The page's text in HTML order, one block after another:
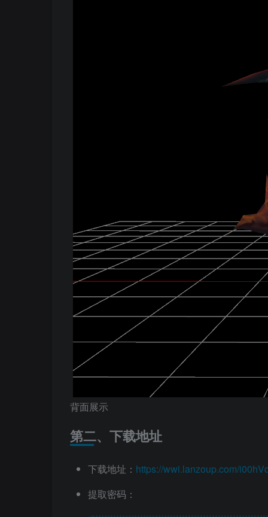
背面展示
第二、下载地址
下载地址： https://wwi.lanzoup.com/
提取密码：